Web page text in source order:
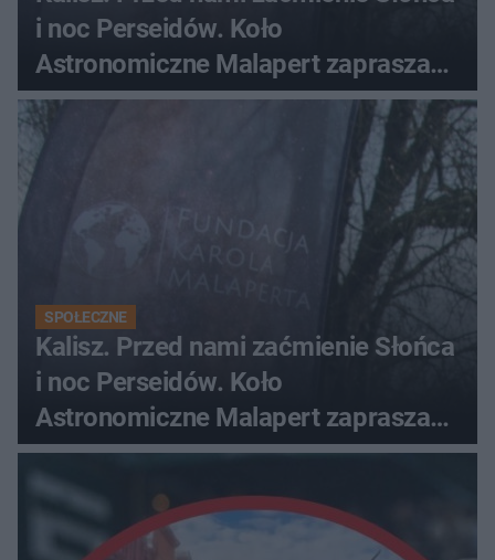
i noc Perseidów. Koło
Astronomiczne Malapert zaprasza
na wspólne obserwacje
SPOŁECZNE
Kalisz. Przed nami zaćmienie Słońca
i noc Perseidów. Koło
Astronomiczne Malapert zaprasza
na wspólne obserwacje